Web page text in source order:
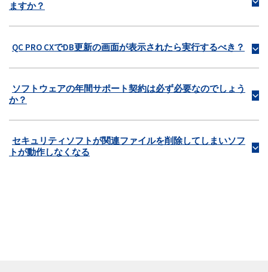
b
ますか？
b
QC PRO CXでDB更新の画面が表示されたら実行するべき？
b
ソフトウェアの年間サポート契約は必ず必要なのでしょう
か？
b
セキュリティソフトが関連ファイルを削除してしまいソフ
トが動作しなくなる